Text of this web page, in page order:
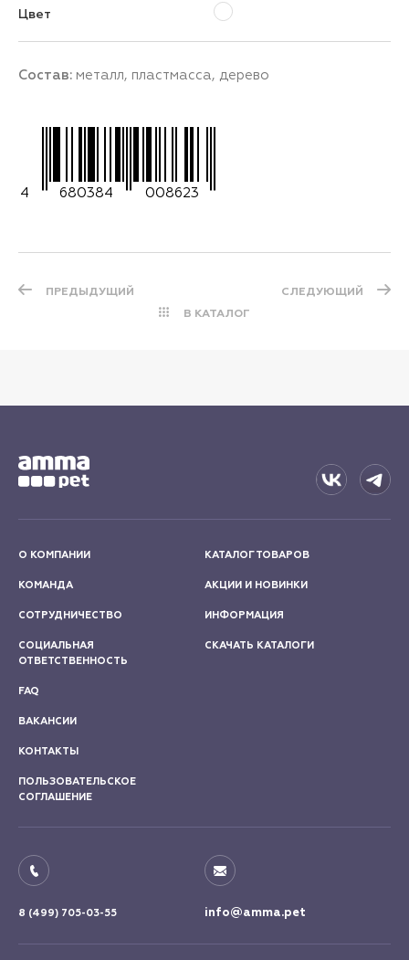
Цвет
Состав: металл, пластмасса, дерево
4 680384 008623
ПРЕДЫДУЩИЙ
В КАТАЛОГ
СЛЕДУЮЩИЙ
О КОМПАНИИ
КОМАНДА
СОТРУДНИЧЕСТВО
СОЦИАЛЬНАЯ
ОТВЕТСТВЕННОСТЬ
КАТАЛОГ ТОВАРОВ
АКЦИИ И НОВИНКИ
ИНФОРМАЦИЯ
СКАЧАТЬ КАТАЛОГИ
FAQ
ВАКАНСИИ
КОНТАКТЫ
ПОЛЬЗОВАТЕЛЬСКОЕ
СОГЛАШЕНИЕ
8 (499) 705-03-55 info@amma.pet